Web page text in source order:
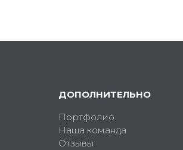
ДОПОЛНИТЕЛЬНО
Портфолио
Наша команда
Отзывы